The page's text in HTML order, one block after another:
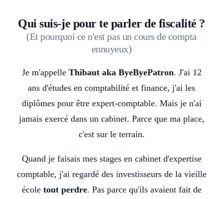
Qui suis-je pour te parler de fiscalité ?
(Et pourquoi ce n'est pas un cours de compta
ennuyeux)
Je m'appelle Thibaut aka ByeByePatron. J'ai 12
ans d'études en comptabilité et finance, j'ai les
diplômes pour être expert-comptable. Mais je n'ai
jamais exercé dans un cabinet. Parce que ma place,
c'est sur le terrain.
Quand je faisais mes stages en cabinet d'expertise
comptable, j'ai regardé des investisseurs de la vieille
école tout perdre. Pas parce qu'ils avaient fait de